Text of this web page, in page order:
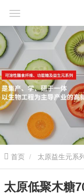
首页 太原益生元系列
太原低聚木糖